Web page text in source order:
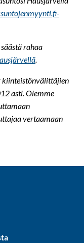
rahaa
.
kiinteistönvälittäjien
asti. Olemme
vertaamaan